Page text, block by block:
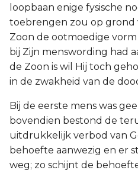
loopbaan enige fysische
toebrengen zou op grond
Zoon de ootmoedige
bij Zijn menswording had
de Zoon is wil Hij toch
in de zwakheid van de
Bij de eerste mens was
bovendien bestond de
uitdrukkelijk verbod van
behoefte aanwezig en er
weg; zo schijnt de